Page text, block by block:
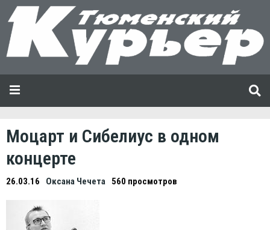
Моцарт и Сибелиус в одном
концерте
26.03.16 Оксана Чечета 560 просмотров